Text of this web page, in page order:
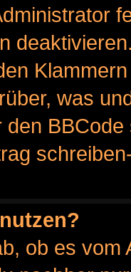
was
den
ob es